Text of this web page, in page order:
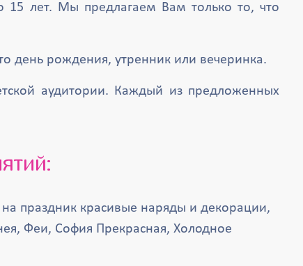
15 лет. Мы предлагаем Вам только то, что
день рождения, утренник или вечеринка.
аудитории. Каждый из предложенных
праздник красивые наряды и декорации,
Феи, София Прекрасная, Холодное